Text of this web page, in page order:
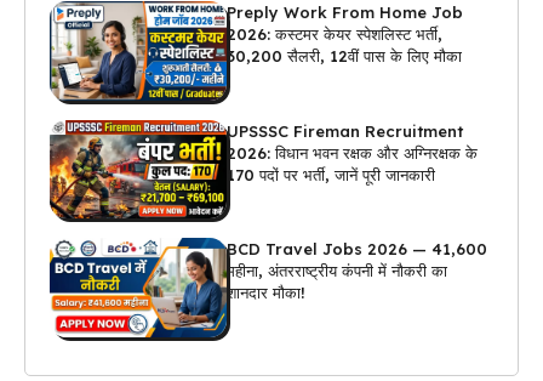
Preply Work From Home Job
2026: कस्टमर केयर स्पेशलिस्ट भर्ती,
₹30,200 सैलरी, 12वीं पास के लिए मौका
UPSSSC Fireman Recruitment
2026: विधान भवन रक्षक और अग्निरक्षक के
170 पदों पर भर्ती, जानें पूरी जानकारी
BCD Travel Jobs 2026 — ₹41,600
महीना, अंतरराष्ट्रीय कंपनी में नौकरी का
शानदार मौका!